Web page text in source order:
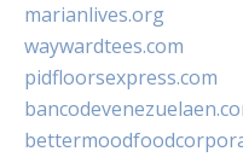
marianlives.org
waywardtees.com
pidfloorsexpress.com